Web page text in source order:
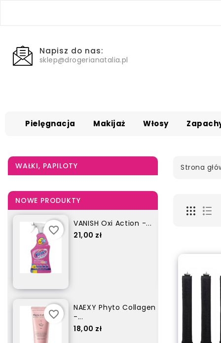
Napisz do nas:
sklep@drogerianatalia.pl
Pielęgnacja Makijaż Włosy
WAŁKI, PAPILOTY
NOWE PRODUKTY
favorite_border
SKIN627 CICA Green
Tea...
favorite_border
3W CLINIC CGF 100...
Cena
5,00 zł favorite_border
Strona